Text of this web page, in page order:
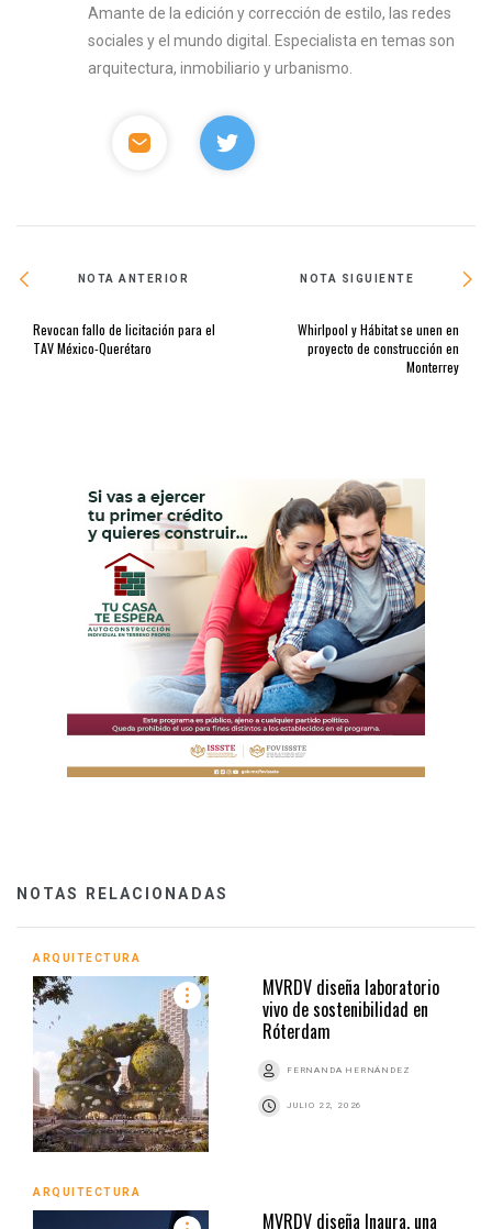
Amante de la edición y corrección de estilo, las redes
sociales y el mundo digital. Especialista en temas son
arquitectura, inmobiliario y urbanismo.
NOTA ANTERIOR
Revocan fallo de licitación para el
TAV México-Querétaro
NOTA SIGUIENTE
Whirlpool y Hábitat se unen en
proyecto de construcción en
Monterrey
NOTAS RELACIONADAS
ARQUITECTURA
MVRDV diseña laboratorio
vivo de sostenibilidad en
Róterdam
FERNANDA HERNÁNDEZ
JULIO 22, 2026
ARQUITECTURA
MVRDV diseña Inaura, una